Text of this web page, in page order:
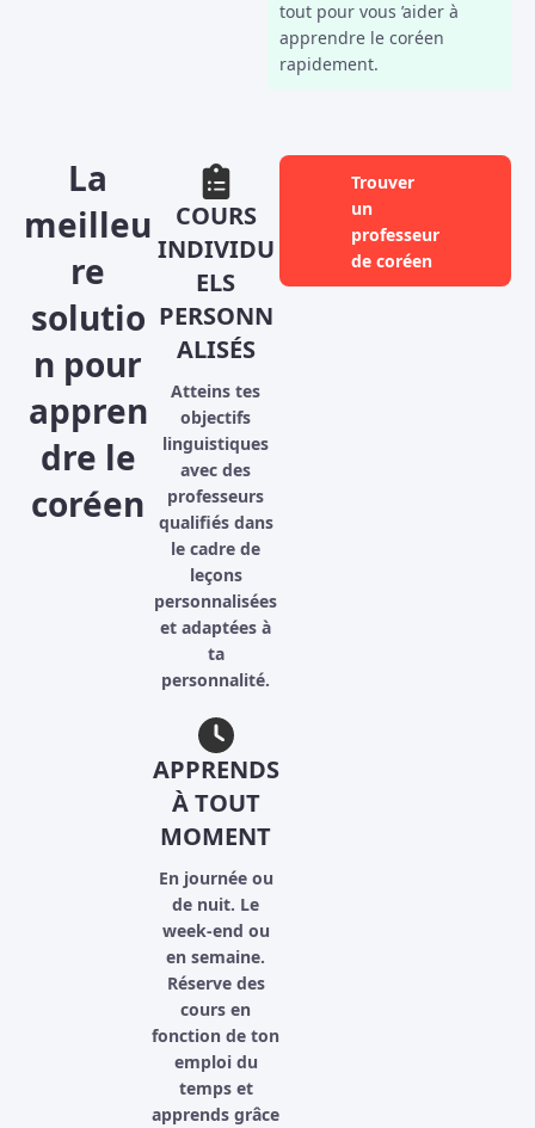
tout pour vous ’aider à
apprendre le coréen
rapidement.
La
meilleu
re
solutio
n pour
appren
dre le
coréen
COURS
INDIVIDU
ELS
PERSONN
ALISÉS
Atteins tes
objectifs
linguistiques
avec des
professeurs
qualifiés dans
le cadre de
leçons
personnalisées
et adaptées à
ta
personnalité.
APPRENDS
À TOUT
MOMENT
En journée ou
de nuit. Le
week-end ou
en semaine.
Réserve des
cours en
fonction de ton
emploi du
temps et
apprends grâce
Trouver
un
professeur
de coréen